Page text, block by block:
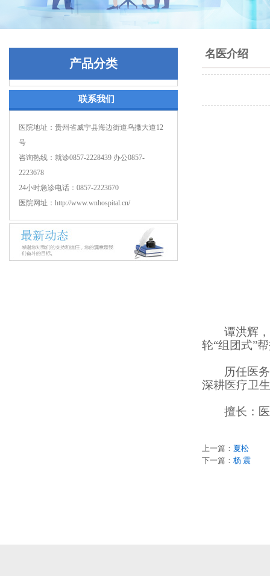
名医介绍
谭洪辉，
轮“组团式”
历任医
深耕医疗卫
擅长：
上一篇： 夏松
下一篇： 杨 震
产品分类
联系我们
医院地址：贵州省威宁县海边街道乌撒大道12
号
咨询热线：就诊0857-2228439 办公0857-
2223678
24小时急诊电话：0857-2223670
医院网址：http://www.wnhospital.cn/